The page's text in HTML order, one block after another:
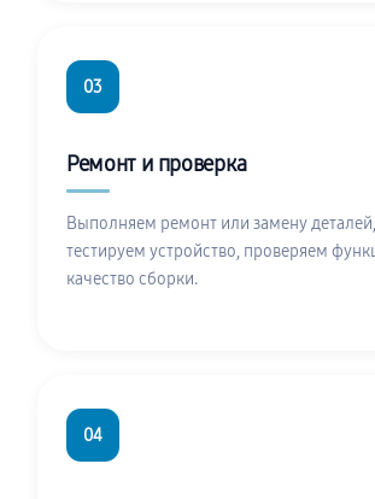
03
Ремонт и проверка
Выполняем ремонт или замену
тестируем устройство, проверяем
качество сборки.
04